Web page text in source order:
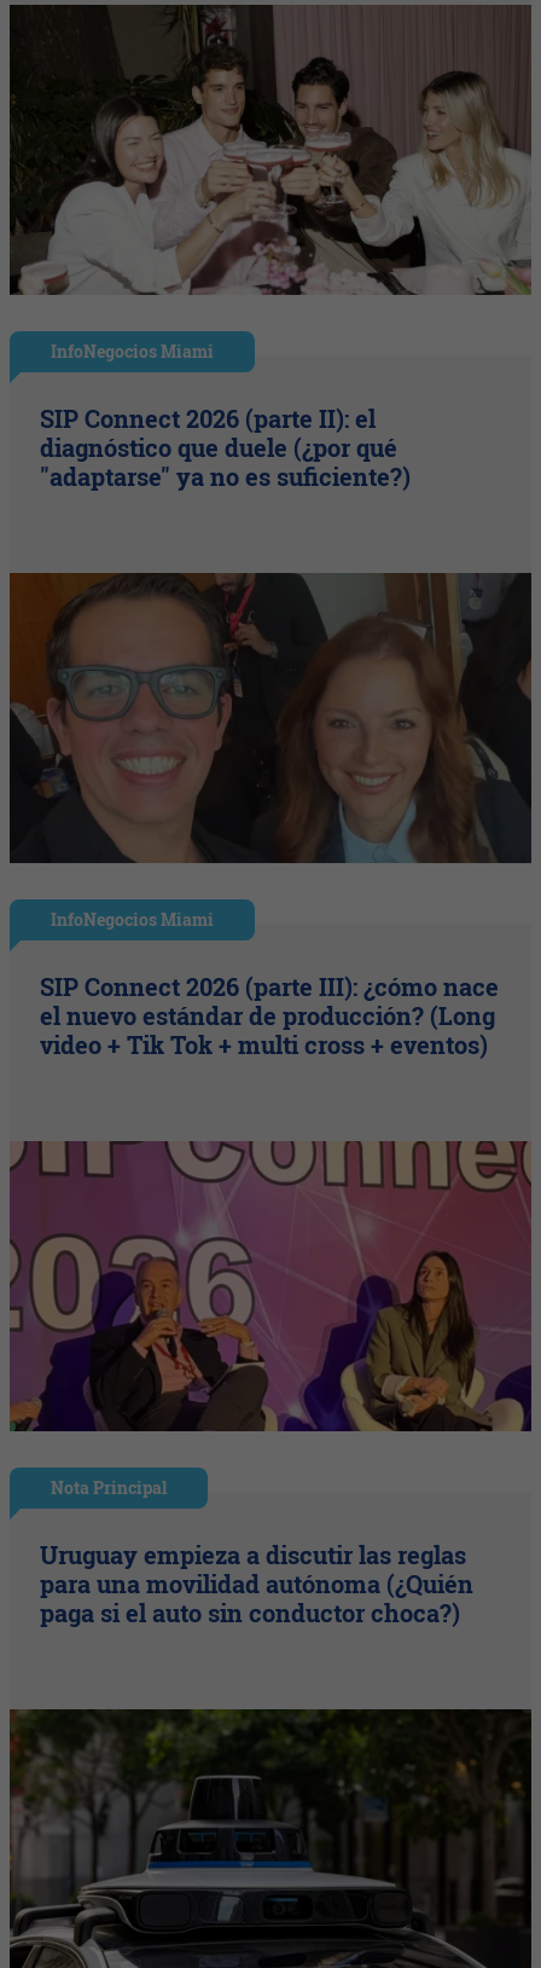
InfoNegocios Miami
SIP Connect 2026 (parte II): el
diagnóstico que duele (¿por qué
"adaptarse" ya no es suficiente?)
InfoNegocios Miami
SIP Connect 2026 (parte III): ¿cómo nace
el nuevo estándar de producción? (Long
video + Tik Tok + multi cross + eventos)
Nota Principal
Uruguay empieza a discutir las reglas
para una movilidad autónoma (¿Quién
paga si el auto sin conductor choca?)